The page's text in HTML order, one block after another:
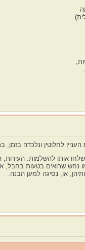
לחלוטין ונלכדה בזמן,
אותו להשלמות.
שרואים בטעות בחבל,
או, נסיגה למען הבנה.